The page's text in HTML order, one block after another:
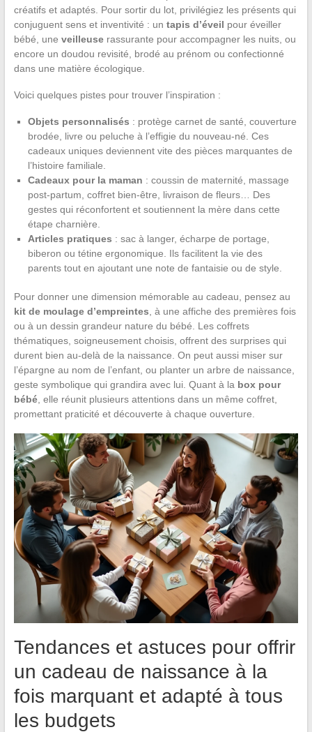
créatifs et adaptés. Pour sortir du lot, privilégiez les présents qui
conjuguent sens et inventivité : un tapis d’éveil pour éveiller
bébé, une veilleuserassurante pour accompagner les nuits, ou
encore un doudou revisité, brodé au prénom ou confectionné
dans une matière écologique.
Voici quelques pistes pour trouver l’inspiration :
Objets personnalisés : protège carnet de santé, couverture
brodée, livre ou peluche à l’effigie du nouveau-né. Ces
cadeaux uniques deviennent vite des pièces marquantes de
l’histoire familiale.
Cadeaux pour la maman : coussin de maternité, massage
post-partum, coffret bien-être, livraison de fleurs… Des
gestes qui réconfortent et soutiennent la mère dans cette
étape charnière.
Articles pratiques : sac à langer, écharpe de portage,
biberon ou tétine ergonomique. Ils facilitent la vie des
parents tout en ajoutant une note de fantaisie ou de style.
Pour donner une dimension mémorable au cadeau, pensez au
kit de moulage d’empreintes , à une affiche des premières fois
ou à un dessin grandeur nature du bébé. Les coffrets
thématiques, soigneusement choisis, offrent des surprises qui
durent bien au-delà de la naissance. On peut aussi miser sur
l’épargne au nom de l’enfant, ou planter un arbre de naissance,
geste symbolique qui grandira avec lui. Quant à la box pour
bébé, elle réunit plusieurs attentions dans un même coffret,
promettant praticité et découverte à chaque ouverture.
Tendances et astuces pour offrir
un cadeau de naissance à la
fois marquant et adapté à tous
les budgets